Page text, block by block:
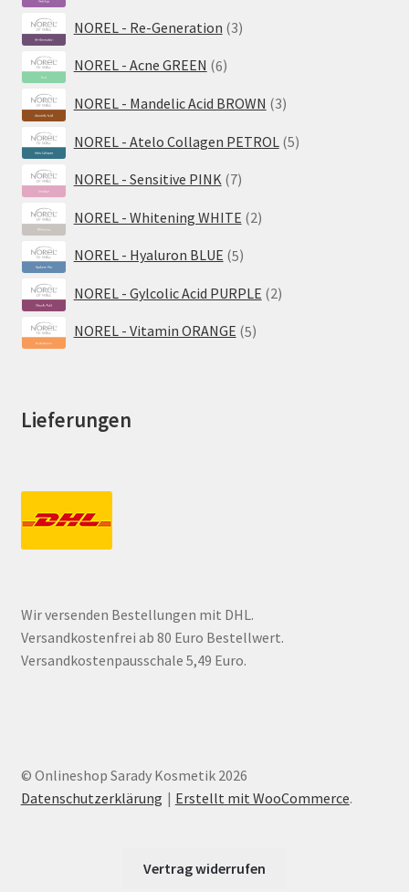
NOREL - Re-Generation 33
NOREL - Acne GREEN 66
NOREL - Mandelic Acid BROWN 33
NOREL - Atelo Collagen PETROL 55
NOREL - Sensitive PINK 77
NOREL - Whitening WHITE 22
NOREL - Hyaluron BLUE 55
NOREL - Gylcolic Acid PURPLE 22
NOREL - Vitamin ORANGE 55
Lieferungen
Wir versenden Bestellungen mit DHL.
Versandkostenfrei ab 80 Euro Bestellwert.
Versandkostenpausschale 5,49 Euro.
© Onlineshop Sarady Kosmetik 2026
Datenschutzerklärung
Erstellt mit WooCommerce.
Vertrag widerrufen